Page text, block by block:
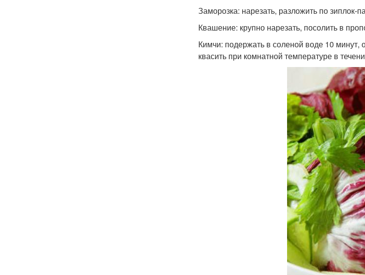
Заморозка: нарезать, разложить по зиплок-
Квашение: крупно нарезать, посолить в
Кимчи: подержать в соленой воде 10 минут,
квасить при комнатной температуре в